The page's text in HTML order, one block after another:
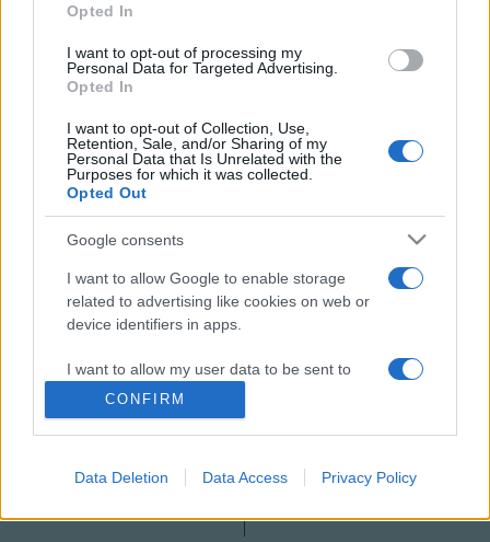
Opted In
I want to opt-out of processing my
Personal Data for Targeted Advertising.
Opted In
I want to opt-out of Collection, Use,
Retention, Sale, and/or Sharing of my
Personal Data that Is Unrelated with the
Purposes for which it was collected.
Opted Out
Google consents
I want to allow Google to enable storage
related to advertising like cookies on web or
device identifiers in apps.
I want to allow my user data to be sent to
Google for online advertising purposes.
I want to allow Google to send me
CONFIRM
Data Deletion Data Access Privacy Policy
költségeket, útiköltséget és a szállást a skanzen biztosítja.
PROGRAM SZENTENDREI SKANZEN
SZENTENDREI SZABADTÉRI NÉPRAJZI MÚZEUM